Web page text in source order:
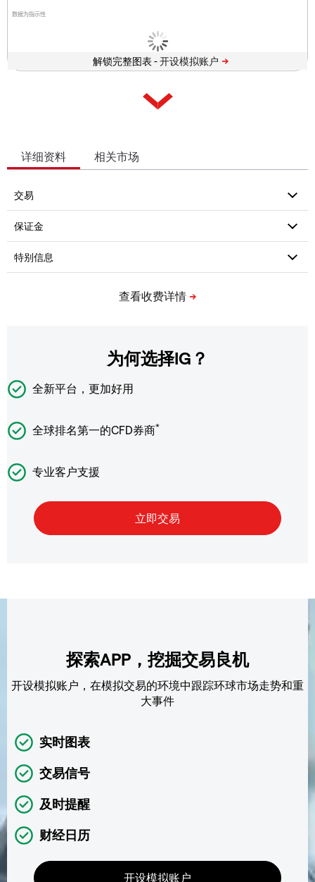
数据为指示性
解锁完整图表 -
详细资料 相关市场
为何选择IG？
全新平台，更加好用
全球排名第一的CFD券商*
专业客户支援
探索APP，挖掘交易良机
开设模拟账户，在模拟交易的环境中跟踪环球市场走势和重
大事件
实时图表
交易信号
及时提醒
财经日历